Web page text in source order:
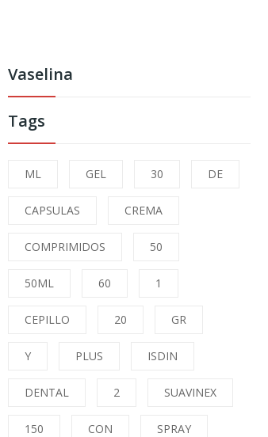
Vaselina
Tags
ML GEL 30 DE
CAPSULAS CREMA
COMPRIMIDOS 50
50ML 60 1
CEPILLO 20 GR
Y PLUS ISDIN
DENTAL 2 SUAVINEX
150 CON SPRAY